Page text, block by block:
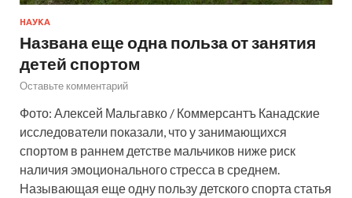
НАУКА
Названа еще одна польза от занятия
детей спортом
Оставьте комментарий
Фото: Алексей Мальгавко / Коммерсантъ Канадские
исследователи показали, что у занимающихся
спортом в раннем детстве мальчиков ниже риск
наличия эмоционального стресса в среднем.
Называющая еще одну пользу детского спорта статья